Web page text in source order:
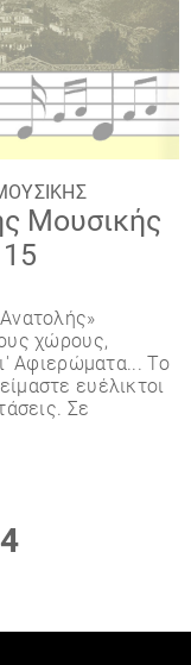
Μουσικής
χώρους,
Αφιερώματα... Το
ευέλικτοι
Σε
4